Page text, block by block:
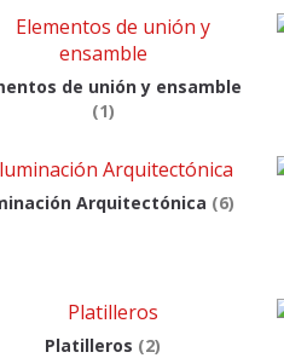
de unión y ensamble
(1)
Arquitectónica (6)
Platilleros (2)